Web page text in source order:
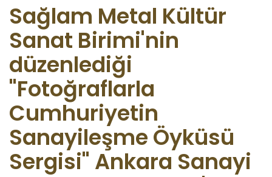
Sağlam Metal Kültür
Sanat Birimi'nin
düzenlediği
"Fotoğraflarla
Cumhuriyetin
Sanayileşme Öyküsü
Sergisi" Ankara Sanayi